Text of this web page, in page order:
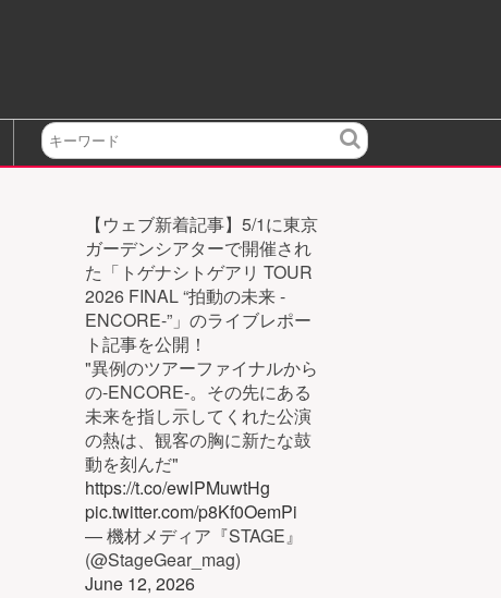
検
【ウェブ新着記事】5/1に東京
ガーデンシアターで開催され
た「トゲナシトゲアリ TOUR
2026 FINAL “拍動の未来 -
ENCORE-”」のライブレポー
ト記事を公開！
"異例のツアーファイナルから
の-ENCORE-。その先にある
未来を指し示してくれた公演
の熱は、観客の胸に新たな鼓
動を刻んだ"
https://t.co/ewlPMuwtHg
pic.twitter.com/p8Kf0OemPi
— 機材メディア『STAGE』
(@StageGear_mag)
June 12, 2026